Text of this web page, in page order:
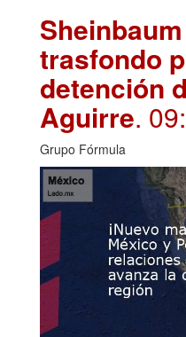
trasfondo
detención
Aguirre.
Grupo Fórmula